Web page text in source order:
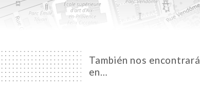
También nos encontrará
en…